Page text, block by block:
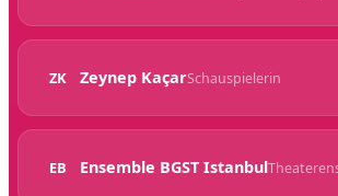
ZK Zeynep KaçarSchauspielerin
EB Ensemble BGST Istanbul